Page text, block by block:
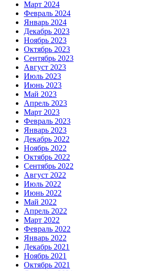
Март 2024
Февраль 2024
Январь 2024
Декабрь 2023
Ноябрь 2023
Октябрь 2023
Сентябрь 2023
Август 2023
Июль 2023
Июнь 2023
Май 2023
Апрель 2023
Март 2023
Февраль 2023
Январь 2023
Декабрь 2022
Ноябрь 2022
Октябрь 2022
Сентябрь 2022
Август 2022
Июль 2022
Июнь 2022
Май 2022
Апрель 2022
Март 2022
Февраль 2022
Январь 2022
Декабрь 2021
Ноябрь 2021
Октябрь 2021